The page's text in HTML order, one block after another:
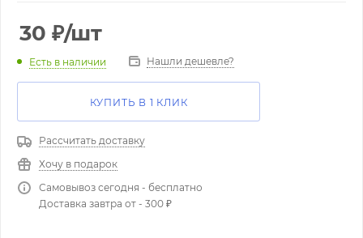
30 ₽/шт
Есть в наличии Нашли дешевле?
КУПИТЬ В 1 КЛИК
Рассчитать доставку
Хочу в подарок
Самовывоз сегодня - бесплатно
Доставка завтра от - 300 ₽